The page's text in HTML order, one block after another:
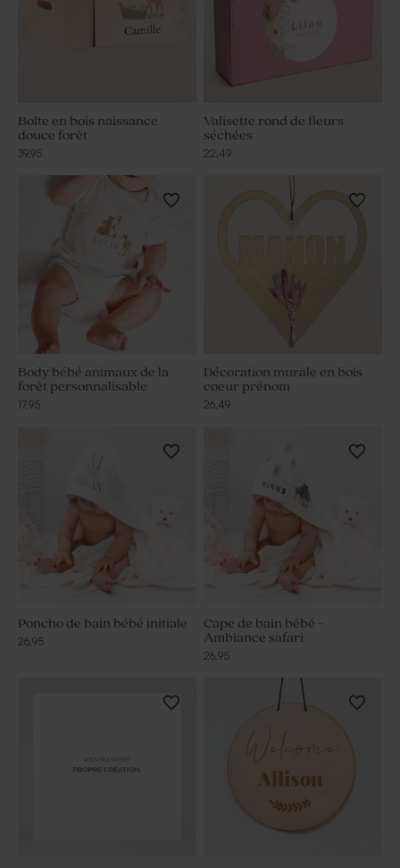
Boîte en bois naissance
douce forêt
39,95
Valisette rond de fleurs
séchées
22,49
Body bébé animaux de la
forêt personnalisable
17,95
Décoration murale en bois
coeur prénom
26,49
Poncho de bain bébé initiale
26,95
Cape de bain bébé -
Ambiance safari
26,95